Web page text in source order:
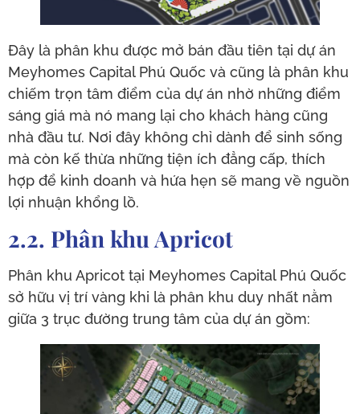
Đây là phân khu được mở bán đầu tiên tại dự án
Meyhomes Capital Phú Quốc và cũng là phân khu
chiếm trọn tâm điểm của dự án nhờ những điểm
sáng giá mà nó mang lại cho khách hàng cũng
nhà đầu tư. Nơi đây không chỉ dành để sinh sống
mà còn kế thừa những tiện ích đẳng cấp, thích
hợp để kinh doanh và hứa hẹn sẽ mang về nguồn
lợi nhuận khổng lồ.
2.2. Phân khu Apricot
Phân khu Apricot tại Meyhomes Capital Phú Quốc
sở hữu vị trí vàng khi là phân khu duy nhất nằm
giữa 3 trục đường trung tâm của dự án gồm: